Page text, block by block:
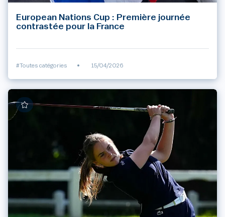
European Nations Cup : Première journée
contrastée pour la France
#Toutes catégories • 15/04/2026